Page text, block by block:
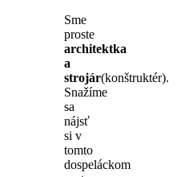
Sme
proste
architektka
a
strojár(konštruktér).
Snažíme
sa
nájsť
si v
tomto
dospeláckom